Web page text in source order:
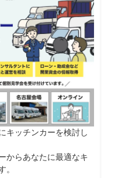
キッチンカーを検討し
からあなたに最適なキ
。